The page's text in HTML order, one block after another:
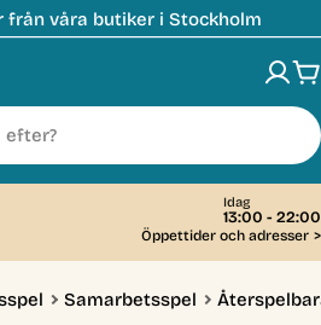
från våra butiker i Stockholm
Idag
13:00 - 22:00
Öppettider och adresser >
Samarbetsspel